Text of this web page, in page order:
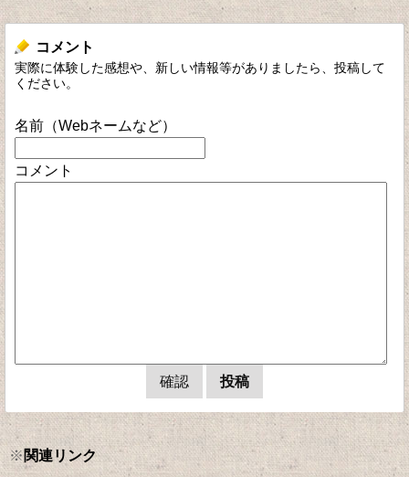
コメント
実際に体験した感想や、新しい情報等がありましたら、投稿して
ください。
名前（Webネームなど）
コメント
※関連リンク